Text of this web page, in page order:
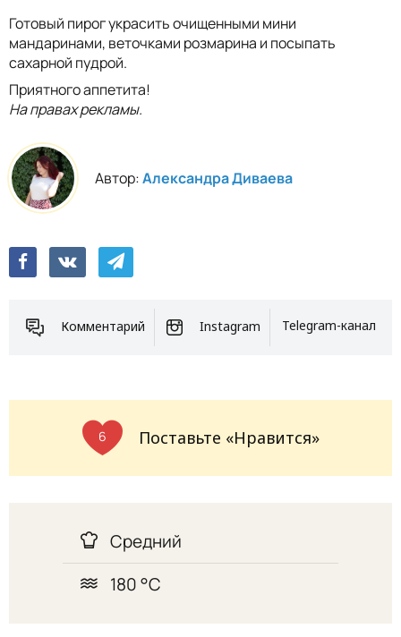
Готовый пирог украсить очищенными мини
мандаринами, веточками розмарина и посыпать
сахарной пудрой.
Приятного аппетита!
На правах рекламы.
Автор:Александра Диваева
Комментарий Instagram Telegram-канал
6 Поставьте «Нравится»
Средний
180 °C